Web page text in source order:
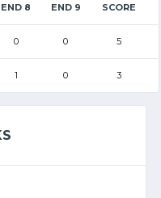
END 8 END 9 SCORE
0 0 5
1 0 3